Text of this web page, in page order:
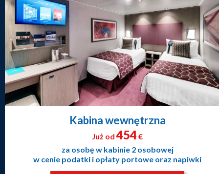
Kabina wewnętrzna
Już od 454 €
za osobę w kabinie 2 osobowej
w cenie podatki i opłaty portowe oraz napiwki